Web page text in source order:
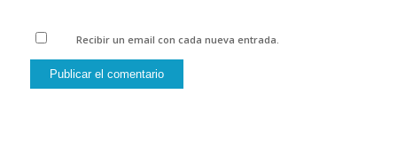
Recibir un email con cada nueva entrada.